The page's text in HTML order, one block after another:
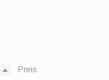
Preis